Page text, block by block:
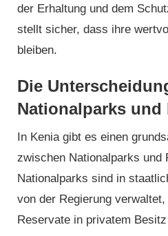
der Erhaltung und dem
stellt sicher, dass ihre
bleiben.
Die
Nationalparks und
In Kenia gibt es einen
zwischen Nationalparks und
Nationalparks sind in
von der Regierung
Reservate in privatem